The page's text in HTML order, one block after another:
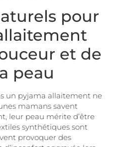
pour
et de
peau
un pyjama allaitement ne
mamans savent
leur peau mérite d’être
synthétiques sont
provoquer des